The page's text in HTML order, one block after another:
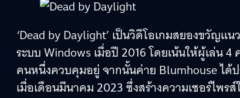
‘Dead by Daylight’ เป็นวิดีโอเกมสยองขวัญแ
ระบบ Windows เมื่อปี 2016 โดยเน้นให้ผู้เล่น
คนหนึ่งควบคุมอยู่ จากนั้นค่าย Blumhouse ได้
เมื่อเดือนมีนาคม 2023 ซึ่งสร้างความเซอร์ไพร